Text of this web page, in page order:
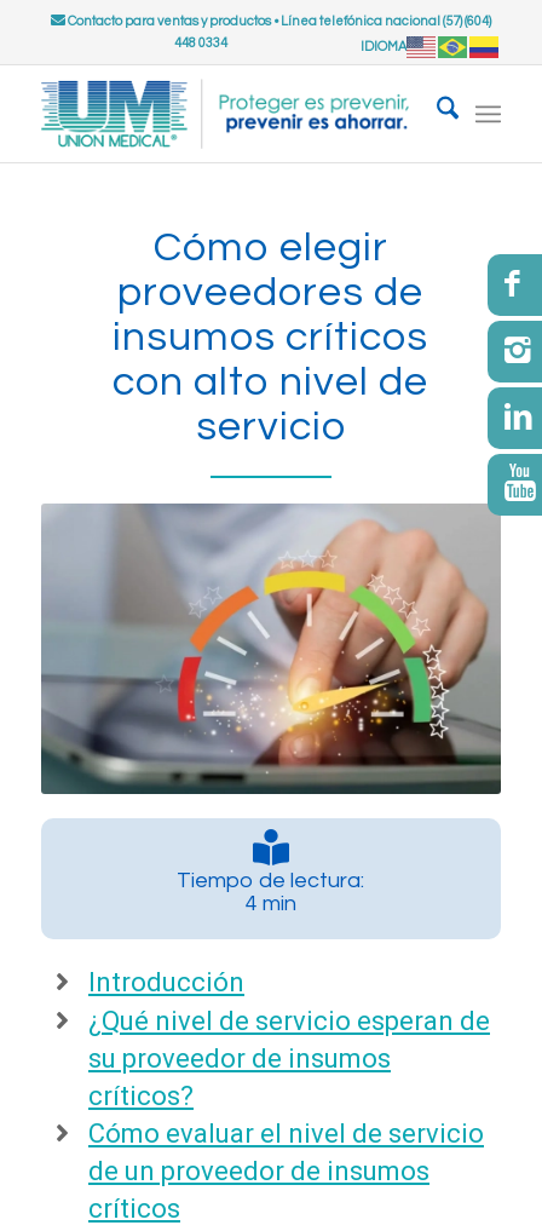
Contacto para ventas y productos• Línea telefónica nacional (57) (604)
448 0334
IDIOMA
Cómo elegir
proveedores de
insumos críticos
con alto nivel de
servicio
Tiempo de lectura:
4 min
Introducción
¿Qué nivel de servicio esperan de
su proveedor de insumos
críticos?
Cómo evaluar el nivel de servicio
de un proveedor de insumos
críticos